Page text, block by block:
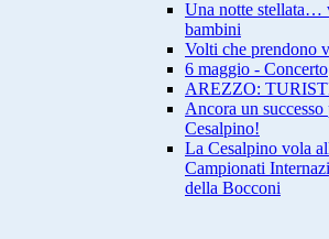
Una notte stellata…
bambini
Volti che prendono
6 maggio - Concerto
AREZZO:
Ancora un successo
Cesalpino!
La Cesalpino vola
Campionati
della Bocconi